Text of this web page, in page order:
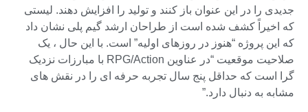
جدیدی را در این عنوان باز کنند و تولید را افزایش دهند. لیستی
که اخیراً کشف شده است از طراحان ارشد گیم پلی نشان داد
که این پروژه “هنوز در روزهای اولیه” است. با این حال ، یک
صلاحیت موقعیت “در عناوین RPG/Action با مبارزات نزدیک
گرا است که حداقل پنج سال تجربه حرفه ای را در نقش های
مشابه به دنبال دارد.”